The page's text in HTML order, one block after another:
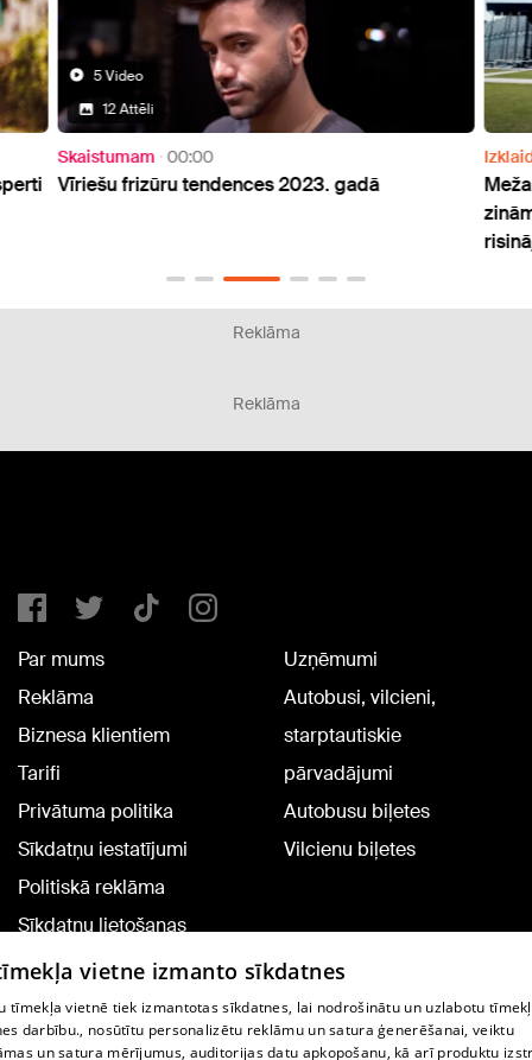
5 Video
12 Attēli
Skaistumam 00:00
Vīriešu frizūru tendences 2023. gadā
Reklāma
Reklāma
Par mums
Reklāma
Biznesa klientiem
Tarifi
Privātuma politika
Sīkdatņu iestatījumi
Politiskā reklāma
Sīkdatņu lietošanas
noteikumi
Komentāru pievienošana
Uzņēmumi
Autobusi, vilcieni,
starptautiskie
pārvadājumi
Autobusu biļetes
Vilcienu biļetes
vietne izmanto sīkdatnes
tīmekļa vietnē tiek izmantotas sīkdatnes, lai nodrošinātu un uzlabotu
darbību., nosūtītu personalizētu reklāmu un satura ģenerēšanai, veiktu
un satura mērījumus, auditorijas datu apkopošanu, kā arī produktu